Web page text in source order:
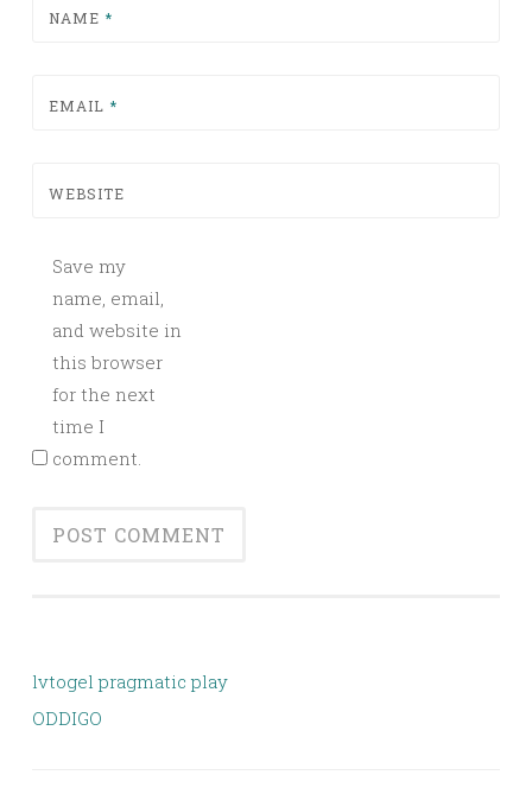
NAME *
EMAIL *
WEBSITE
Save my
name, email,
and website in
this browser
for the next
time I
comment.
lvtogel pragmatic play
ODDIGO